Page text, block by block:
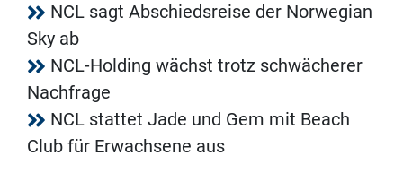
NCL sagt Abschiedsreise der Norwegian
Sky ab
NCL-Holding wächst trotz schwächerer
Nachfrage
NCL stattet Jade und Gem mit Beach
Club für Erwachsene aus